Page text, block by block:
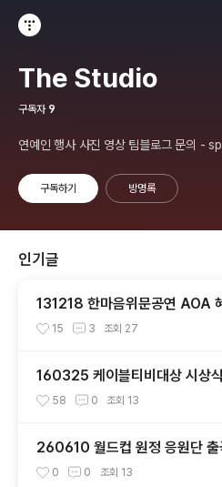
The Studio
구독자 9
연예인 행사 사진
구독하기 방명록
인기글
131218 한마음위문공연 AOA
캠 by 스피넬
15 3 조회 27
160325 케이블티비대상 시상
와이스 직찍 by 스피넬
58 0 조회 13
260610 월드컵 원정 응원단 출
화사 직캠 by 스피넬
0 0 조회 13